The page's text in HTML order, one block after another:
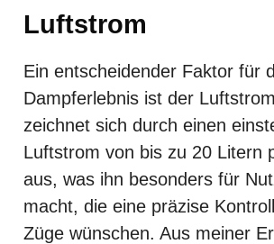
Luftstrom
Ein entscheidender Faktor für
Dampferlebnis ist der
zeichnet sich durch einen
Luftstrom von bis zu 20 Litern
aus, was ihn besonders für
macht, die eine präzise
Züge wünschen. Aus meiner